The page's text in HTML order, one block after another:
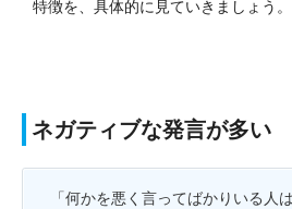
特徴を、具体的に見ていきましょう。
ネガティブな発言が多い
「何かを悪く言ってばかりいる人